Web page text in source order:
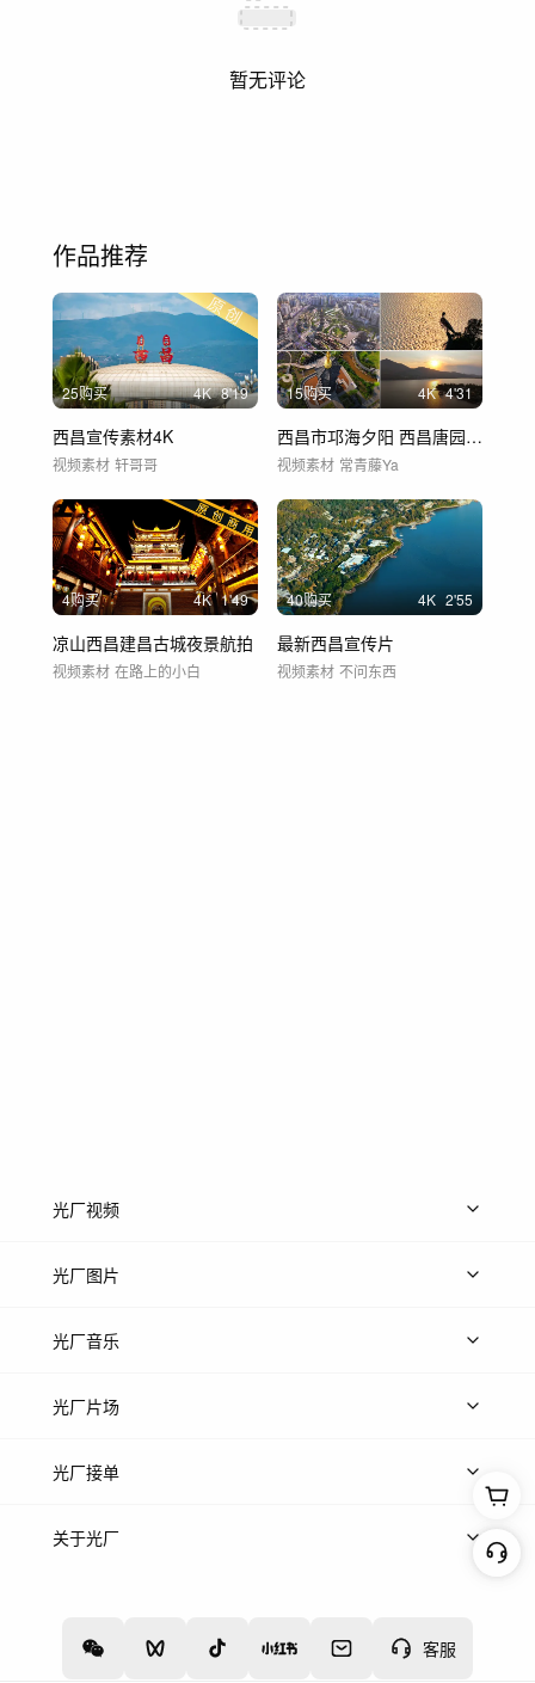
暂无评论
作品推荐
25购买 4K 8'19
西昌宣传素材4K
视频素材 轩哥哥
15购买 4K 4'31
西昌市邛海夕阳 西昌唐园 怀远塔
视频素材 常青藤Ya
4购买 4K 1'49
凉山西昌建昌古城夜景航拍
视频素材 在路上的小白
40购买 4K 2'55
最新西昌宣传片
视频素材 不问东西
客服
光厂视频
上传视频
光厂图片
上传图片
光厂音乐
热门音乐
光厂片场
上传案例
光厂接单
上架服务
关于光厂